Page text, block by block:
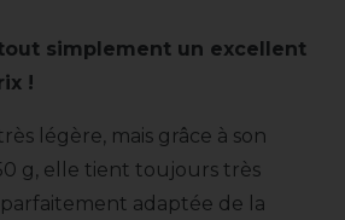
simplement un excellent
!
légère, mais grâce à son
g, elle tient toujours très
adaptée de la